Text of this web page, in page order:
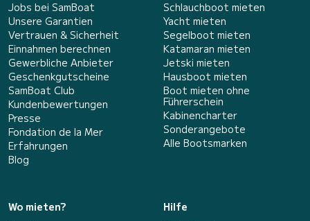
Jobs bei SamBoat
Unsere Garantien
Vertrauen & Sicherheit
Einnahmen berechnen
Gewerbliche Anbieter
Geschenkgutscheine
SamBoat Club
Kundenbewertungen
Presse
Fondation de la Mer
Erfahrungen
Blog
Schlauchboot mieten
Yacht mieten
Segelboot mieten
Katamaran mieten
Jetski mieten
Hausboot mieten
Boot mieten ohne
Führerschein
Kabinencharter
Sonderangebote
Alle Bootsmarken
Wo mieten?
Hilfe